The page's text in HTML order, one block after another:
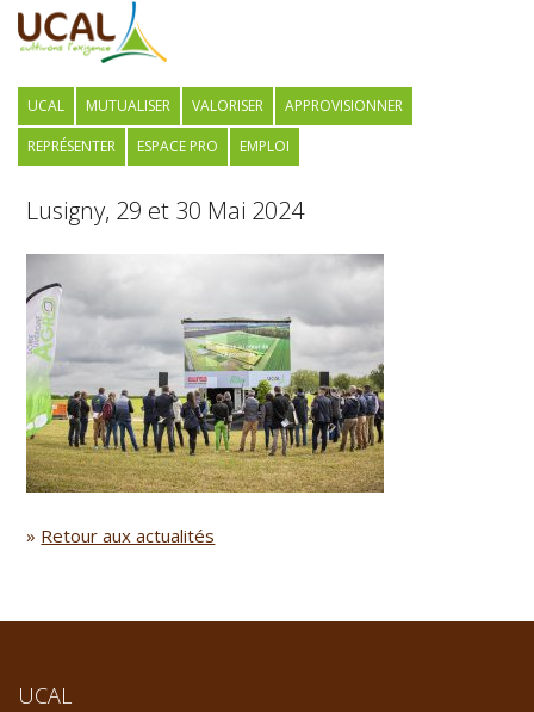
UCAL MUTUALISER VALORISER
APPROVISIONNER
REPRÉSENTER
ESPACE PRO EMPLOI
Lusigny, 29 et 30 Mai 2024
» Retour aux actualités
UCAL